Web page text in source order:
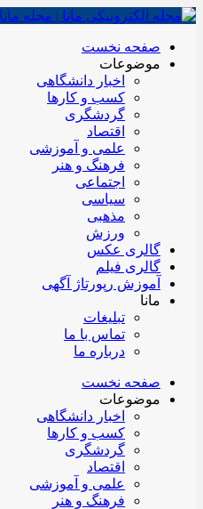
صفحه نخست
موضوعات
اخبار دانشگاهی
کسب و کارها
گردشگری
اقتصاد
علمی و آموزشی
فرهنگ و هنر
اجتماعی
سیاسی
مذهبی
ورزش
گالری عکس
گالری فیلم
آموزش رپورتاژ آگهی
مانا
تبلیغات
تماس با ما
درباره ما
صفحه نخست
موضوعات
اخبار دانشگاهی
کسب و کارها
گردشگری
اقتصاد
علمی و آموزشی
فرهنگ و هنر